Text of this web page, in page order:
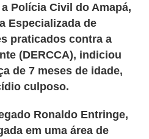
Polícia Civil do Amapá,
Especializada de
praticados contra a
(DERCCA), indiciou
de 7 meses de idade,
culposo.
Ronaldo Entringe,
em uma área de